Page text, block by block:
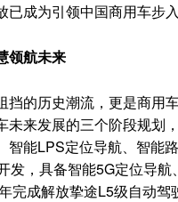
已成为引领中国商用车步
领航未来
的历史潮流，更是商用车
未来发展的三个阶段规划
智能LPS定位导航、智能
发，具备智能5G定位导
完成解放挚途L5级自动